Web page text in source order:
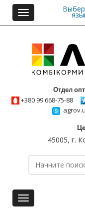
Toggle
navigation
Отдел
+380 99 668-75-88
45005, г.
Toggle
navigation